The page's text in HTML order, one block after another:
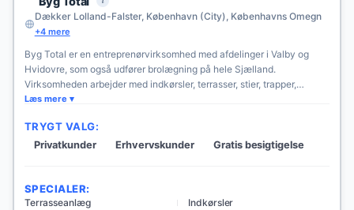
Dækker Lolland-Falster, København (City), Københavns Omegn
+4 mere
Byg Total er en entreprenørvirksomhed med afdelinger i Valby og
Hvidovre, som også udfører brolægning på hele Sjælland.
Virksomheden arbejder med indkørsler, terrasser, stier, trapper,
kantafgrænsninger og støttemure i blandt andet betonsten, granit og
erhverv og er medlem af Byg Garanti.
Læs mere
TRYGT VALG:
Privatkunder Erhvervskunder Gratis besigtigelse
SPECIALER:
Terrasseanlæg
Indkørsler